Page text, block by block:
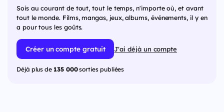
Sois au courant de tout, tout le temps, n'importe où, et avant
tout le monde. Films, mangas, jeux, albums, événements, il y en
a pour tous les goûts.
Créer un compte gratuit J'ai déjà un compte
Déjà plus de 135 000sorties publiées